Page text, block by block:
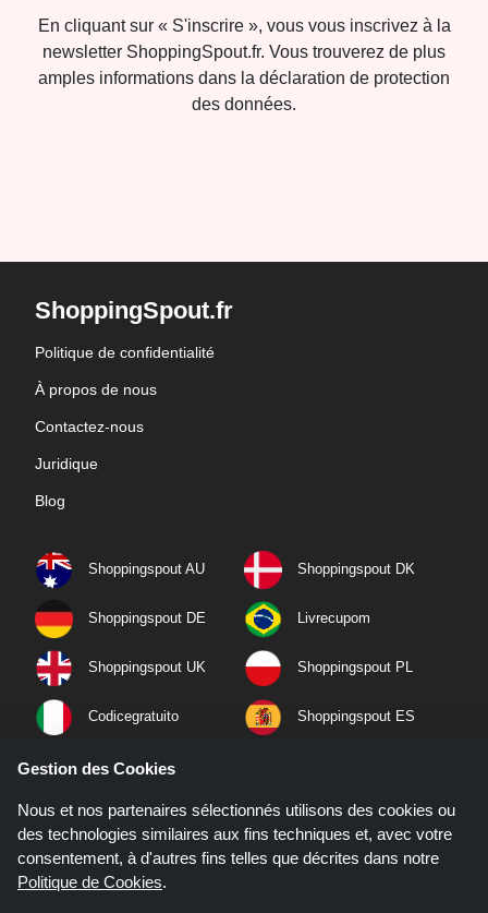
En cliquant sur « S'inscrire », vous vous inscrivez à la
newsletter ShoppingSpout.fr. Vous trouverez de plus
amples informations dans la déclaration de protection
des données.
ShoppingSpout.fr
Politique de confidentialité
À propos de nous
Contactez-nous
Juridique
Blog
Shoppingspout AU Shoppingspout DK
Shoppingspout DE Livrecupom
Shoppingspout UK Shoppingspout PL
Codicegratuito Shoppingspout ES
Shoppingspout NL
Shoppingspout PT Shoppingspout NO
Gestion des Cookies
Nous et nos partenaires sélectionnés utilisons des cookies ou
des technologies similaires aux fins techniques et, avec votre
consentement, à d'autres fins telles que décrites dans notre
Politique de Cookies.